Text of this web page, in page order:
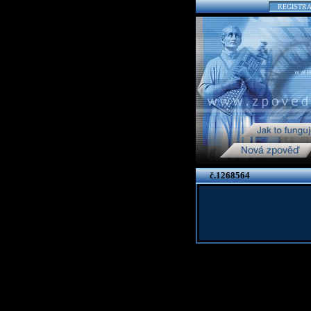
č.1268564